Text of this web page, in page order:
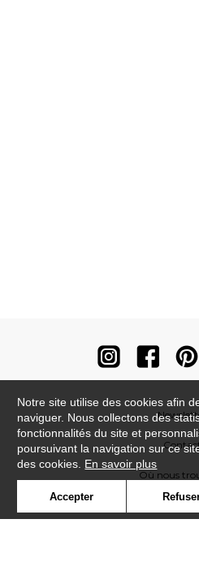
Où nous
Notre site utilise des cookies afin
naviguer. Nous collectons des
fonctionnalités du site et
poursuivant la navigation sur ce
des cookies. En savoir plus
Accepter